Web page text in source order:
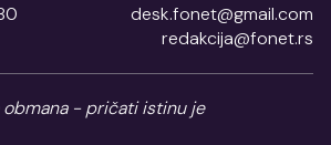
desk.fonet@gmail.com
redakcija@fonet.rs
obmana - pričati istinu je